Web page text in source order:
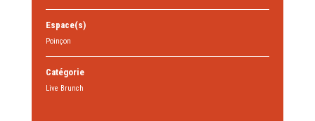
Espace(s)
Poinçon
Catégorie
Live Brunch